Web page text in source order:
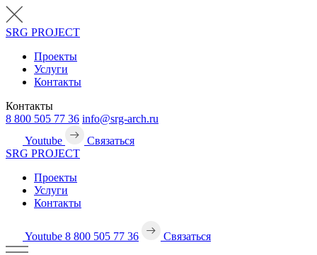
SRG PROJECT
Проекты
Услуги
Контакты
Контакты
8 800 505 77 36 info@srg-arch.ru
Youtube
Связаться
SRG PROJECT
Проекты
Услуги
Контакты
Youtube 8 800 505 77 36 Связаться